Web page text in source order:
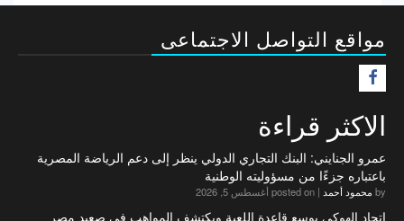
مواقع التواصل الاجتماعى
الاكثر قراءة
عمرو الجنايني: البنك التجاري الدولي ينظر إلى دعم الرياضة المصرية
باعتباره جزءًا من مسؤوليته الوطنية
by محمود أحمد | posted on أغسطس 5, 2026
اتحاد الهوكي يوسع قاعدة اللعبة ويكتشف المواهب في صعيد مصر